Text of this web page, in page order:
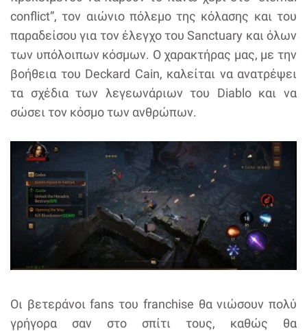
conflict”, τον αιώνιο πόλεμο της κόλασης και του
παραδείσου για τον έλεγχο του Sanctuary και όλων
των υπόλοιπων κόσμων. Ο χαρακτήρας μας, με την
βοήθεια του Deckard Cain, καλείται να ανατρέψει
τα σχέδια των λεγεωνάριων του Diablo και να
σώσει τον κόσμο των ανθρώπων.
Οι βετεράνοι fans του franchise θα νιώσουν πολύ
γρήγορα σαν στο σπίτι τους, καθώς θα